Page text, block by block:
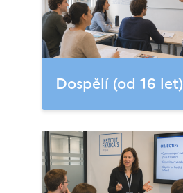
Dospělí (od 16 let)